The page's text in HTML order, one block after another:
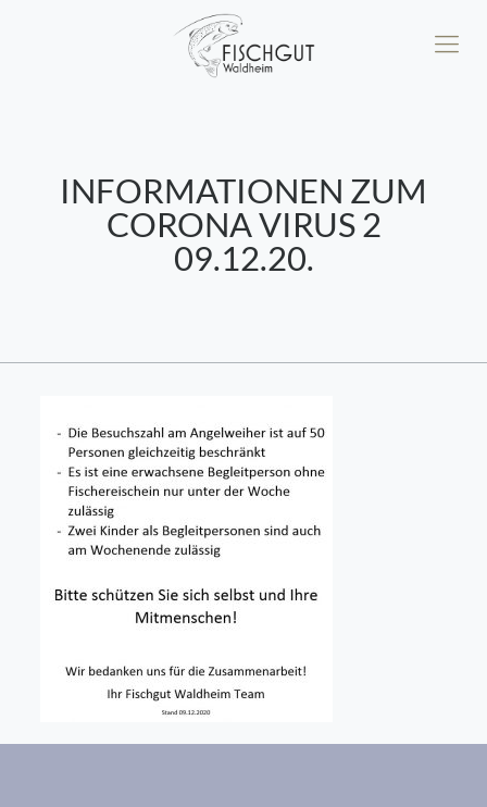
INFORMATIONEN ZUM
CORONA VIRUS 2
09.12.20.